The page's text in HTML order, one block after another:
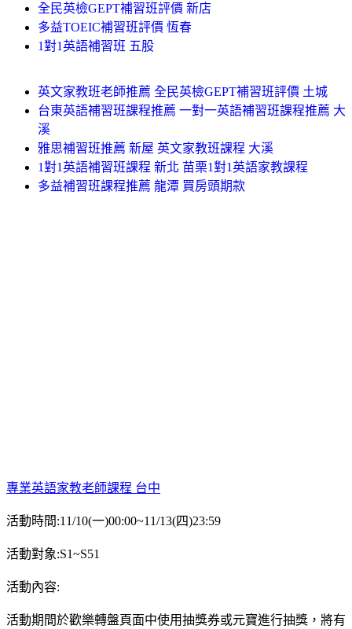
全民英檢GEPT補習班評價 新店
多益TOEIC補習班評價 恆春
1對1英語補習班 五股
英文家教班老師推薦 全民英檢GEPT補習班評價 土城
台東英語補習班課程推薦 一對一英語補習班課程推薦 大
溪
雅思補習班推薦 新屋 英文家教班課程 大溪
1對1英語補習班課程 新北 苗栗1對1英語家教課程
多益補習班課程推薦 龍潭 買房頭期款
專業英語家教老師課程 台中
活動時間:11/10(一)00:00~11/13(四)23:59
活動對象:S1~S51
活動內容:
活動期間於歡樂轉盤頁面中使用抽獎券或元寶進行抽獎，將有